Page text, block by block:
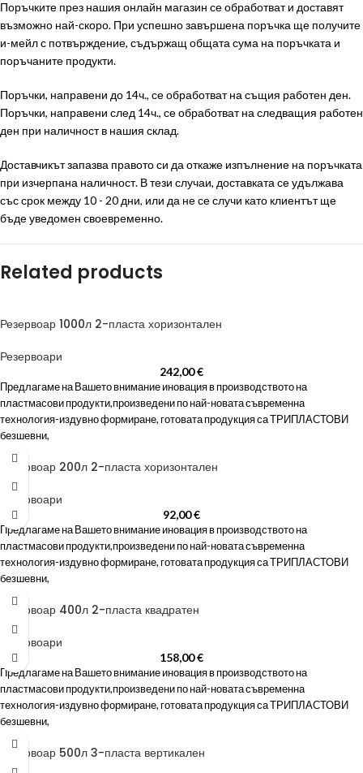
Поръчките през нашия онлайн магазин се обработват и доставят
възможно най-скоро. При успешно завършена поръчка ще получите
и-мейл с потвърждение, съдържащ общата сума на поръчката и
поръчаните продукти.
Поръчки, направени до 14ч., се обработват на същия работен ден.
Поръчки, направени след 14ч., се обработват на следващия работен
ден при наличност в нашия склад.
Доставчикът запазва правото си да откаже изпълнение на поръчката
при изчерпана наличност. В тези случаи, доставката се удължава
със срок между 10 - 20 дни, или да не се случи като клиентът ще
бъде уведомен своевременно.
Related products
Резервоар 1000л 2-пласта хоризонтален
Резервоари
242,00€
Предлагаме на Вашето внимание иновация в производството на
пластмасови продукти,произведени по най-новата съвременна
технология-издувно формиране, готовата продукция са ТРИПЛАСТОВИ
безшевни,
Резервоар 200л 2-пласта хоризонтален
Резервоари
92,00€
Предлагаме на Вашето внимание иновация в производството на
пластмасови продукти,произведени по най-новата съвременна
технология-издувно формиране, готовата продукция са ТРИПЛАСТОВИ
безшевни,
Резервоар 400л 2-пласта квадратен
Резервоари
158,00€
Предлагаме на Вашето внимание иновация в производството на
пластмасови продукти,произведени по най-новата съвременна
технология-издувно формиране, готовата продукция са ТРИПЛАСТОВИ
безшевни,
Резервоар 500л 3-пласта вертикален